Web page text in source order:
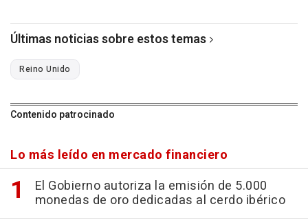
Últimas noticias sobre estos temas
Reino Unido
Contenido patrocinado
Lo más leído en mercado financiero
El Gobierno autoriza la emisión de 5.000
monedas de oro dedicadas al cerdo ibérico